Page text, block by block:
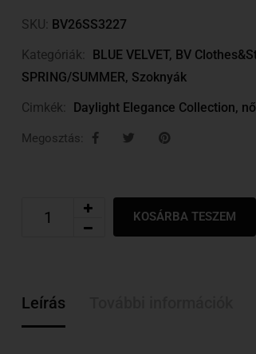
SKU: BV26SS3227
Kategóriák:
BLUE VELVET, BV
SPRING/SUMMER, Szoknyák
Cimkék:
Daylight Elegance Collection,
Megosztás:
KOSÁRBA TESZEM
Leírás